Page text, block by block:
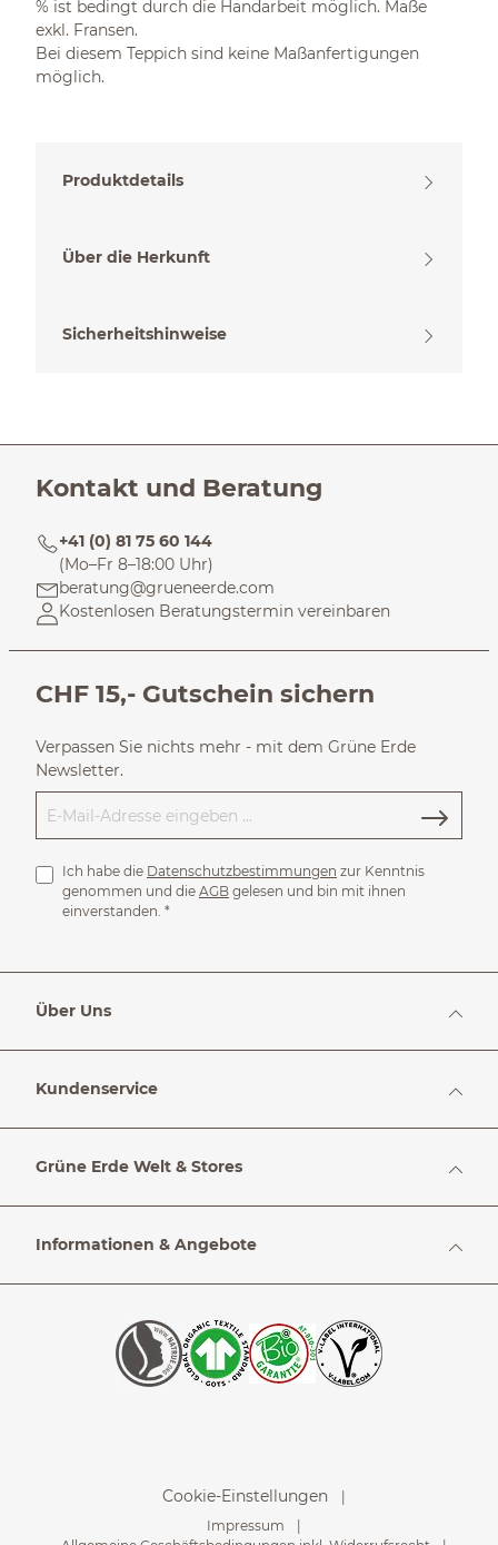
% ist bedingt durch die Handarbeit möglich. Maße
exkl. Fransen.
Bei diesem Teppich sind keine Maßanfertigungen
möglich.
Produktdetails
Über die Herkunft
Sicherheitshinweise
Kontakt und Beratung
+41 (0) 81 75 60 144
(Mo–Fr 8–18:00 Uhr)
beratung@grueneerde.com
Kostenlosen Beratungstermin vereinbaren
CHF 15,- Gutschein sichern
Verpassen Sie nichts mehr - mit dem Grüne Erde
Newsletter.
Ich habe die Datenschutzbestimmungen zur Kenntnis
genommen und die AGB gelesen und bin mit ihnen
einverstanden. *
Über Uns
Kundenservice
Grüne Erde Welt & Stores
Informationen & Angebote
Cookie-Einstellungen
Impressum